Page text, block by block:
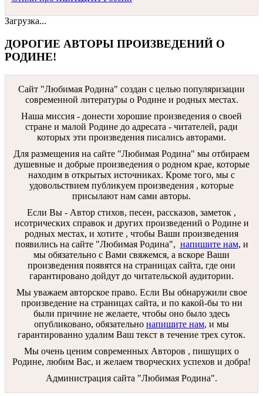
Загрузка...
ДОРОГИЕ АВТОРЫ ПРОИЗВЕДЕНИЙ О
РОДИНЕ!
Сайт "Любимая Родина" создан c целью популяризации
современной литературы о Родине и родных местах.
Наша миссия - донести хорошие произведения о своей
стране и малой Родине до адресата - читателей, ради
которых эти произведения писались авторами.
Для размещения на сайте "Любимая Родина" мы отбираем
душевные и добрые произведения о родном крае, которые
находим в открытых источниках. Кроме того, мы с
удовольствием публикуем произведения , которые
присылают нам сами авторы.
Если Вы - Автор стихов, песен, рассказов, заметок ,
исотрических справок и других произведений о Родине и
родных местах, и хотите , чтобы Ваши произведения
появились на сайте "Любимая Родина", напишите нам, и
мы обязательно с Вами свяжемся, а вскоре Ваши
произведения появятся на страницах сайта, где они
гарантировано дойдут до читательской аудитории.
Мы уважаем авторское право. Если Вы обнаружили свое
произведение на страницах сайта, и по какой-бы то ни
были причине не желаете, чтобы оно было здесь
опубликовано, обязательно напишите нам, и мы
гарантированно удалим Ваш текст в течение трех суток.
Мы очень ценим современных Авторов , пишущих о
Родине, любим Вас, и желаем творческих успехов и добра!
Администрация сайта "Любимая Родина".